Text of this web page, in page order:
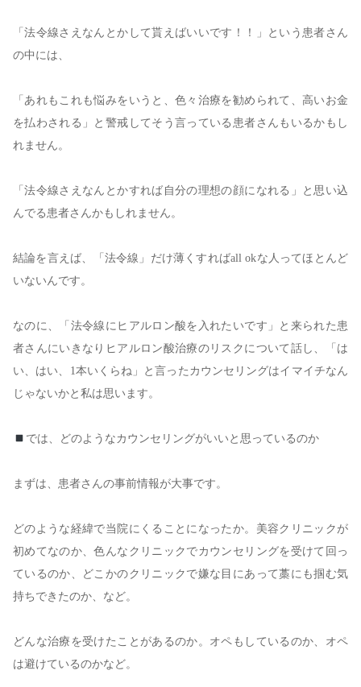
「法令線さえなんとかして貰えばいいです！！」という患者さん
の中には、
「あれもこれも悩みをいうと、色々治療を勧められて、高いお金
を払わされる」と警戒してそう言っている患者さんもいるかもし
れません。
「法令線さえなんとかすれば自分の理想の顔になれる」と思い込
んでる患者さんかもしれません。
結論を言えば、「法令線」だけ薄くすればall okな人ってほとんど
いないんです。
なのに、「法令線にヒアルロン酸を入れたいです」と来られた患
者さんにいきなりヒアルロン酸治療のリスクについて話し、「は
い、はい、 1本いくらね」と言ったカウンセリングはイマイチなん
じゃないかと私は思います。
では、どのようなカウンセリングがいいと思っているのか
まずは、患者さんの事前情報が大事です。
どのような経緯で当院にくることになったか。美容クリニックが
初めてなのか、色んなクリニックでカウンセリングを受けて回っ
ているのか、どこかのクリニックで嫌な目にあって藁にも掴む気
持ちできたのか、など。
どんな治療を受けたことがあるのか。オペもしているのか、オペ
は避けているのかなど。